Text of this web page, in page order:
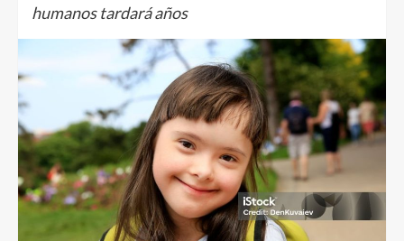
humanos tardará años